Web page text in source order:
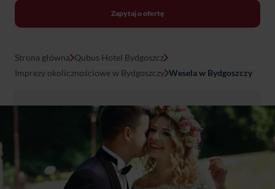
Zapytaj o ofertę
Strona główna Qubus Hotel Bydgoszcz
Imprezy okolicznościowe w Bydgoszczy Wesela w Bydgoszczy